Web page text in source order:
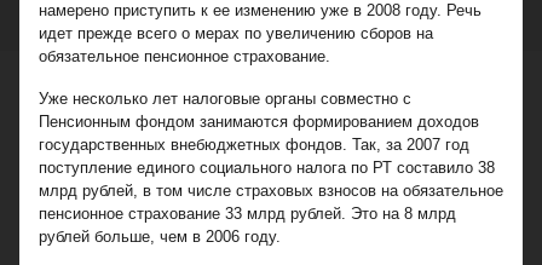
намерено приступить к ее изменению уже в 2008 году. Речь
идет прежде всего о мерах по увеличению сборов на
обязательное пенсионное страхование.
Уже несколько лет налоговые органы совместно с
Пенсионным фондом занимаются формированием доходов
государственных внебюджетных фондов. Так, за 2007 год
поступление единого социального налога по РТ составило 38
млрд рублей, в том числе страховых взносов на обязательное
пенсионное страхование 33 млрд рублей. Это на 8 млрд
рублей больше, чем в 2006 году.